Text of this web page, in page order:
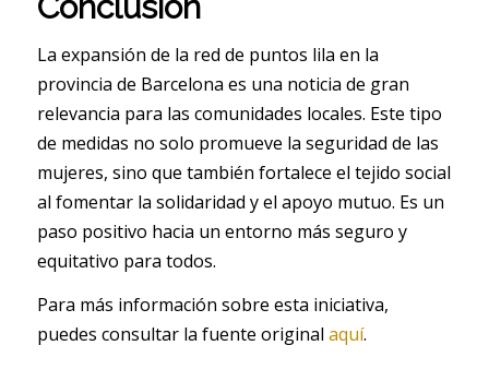
La expansión de la red de puntos lila en la
provincia de Barcelona es una noticia de gran
relevancia para las comunidades locales. Este tipo
de medidas no solo promueve la seguridad de las
mujeres, sino que también fortalece el tejido social
al fomentar la solidaridad y el apoyo mutuo. Es un
paso positivo hacia un entorno más seguro y
equitativo para todos.
Para más información sobre esta iniciativa,
puedes consultar la fuente originalaquí.